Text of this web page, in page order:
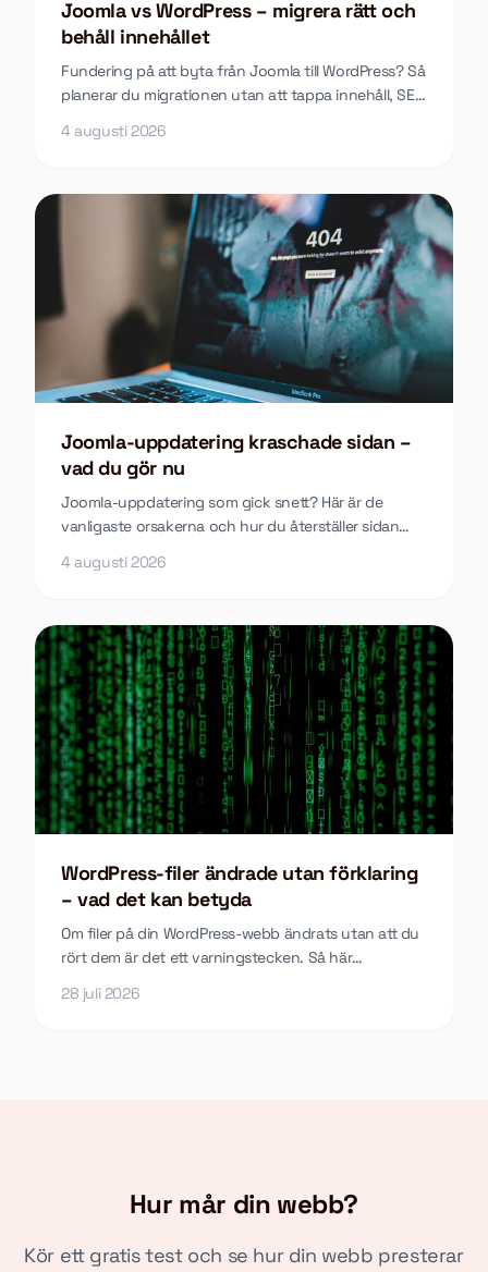
Joomla vs WordPress – migrera rätt och
behåll innehållet
Fundering på att byta från Joomla till WordPress? Så
planerar du migrationen utan att tappa innehåll, SEO
4 augusti 2026
Joomla-uppdatering kraschade sidan –
vad du gör nu
Joomla-uppdatering som gick snett? Här är de
vanligaste orsakerna och hur du återställer sidan
4 augusti 2026
WordPress-filer ändrade utan förklaring
– vad det kan betyda
Om filer på din WordPress-webb ändrats utan att du
rört dem är det ett varningstecken. Så här
28 juli 2026
Hur mår din webb?
Kör ett gratis test och se hur din webb presterar